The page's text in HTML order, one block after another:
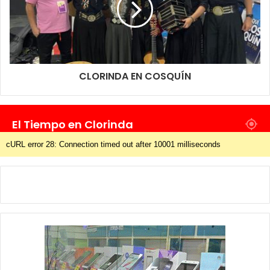
CLORINDA EN COSQUÍN
El Tiempo en Clorinda
cURL error 28: Connection timed out after 10001 milliseconds